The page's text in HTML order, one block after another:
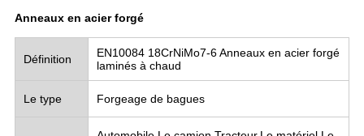
Anneaux en acier forgé
Définition
EN10084 18CrNiMo7-6 Anneaux en acier forgé
laminés à chaud
Le type Forgeage de bagues